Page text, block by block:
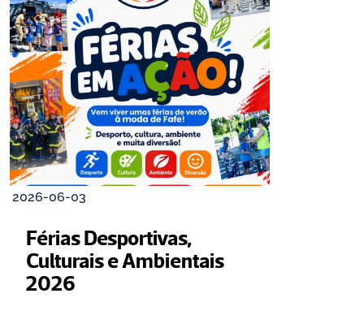
2026-06-03
Férias Desportivas,
Culturais e Ambientais
2026